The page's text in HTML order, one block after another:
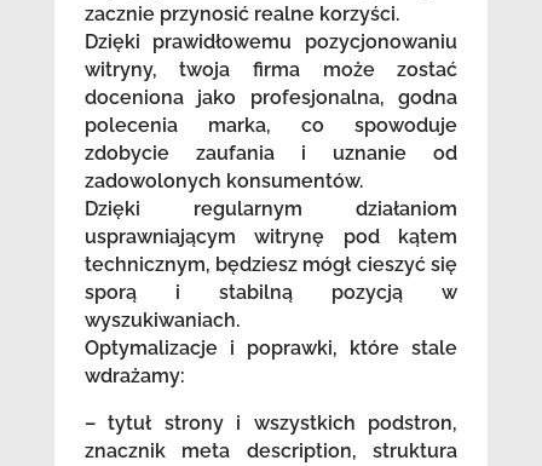
zacznie przynosić realne korzyści.
Dzięki prawidłowemu pozycjonowaniu
witryny, twoja firma może zostać
doceniona jako profesjonalna, godna
polecenia marka, co spowoduje
zdobycie zaufania i uznanie od
zadowolonych konsumentów.
Dzięki regularnym działaniom
usprawniającym witrynę pod kątem
technicznym, będziesz mógł cieszyć się
sporą i stabilną pozycją w
wyszukiwaniach.
Optymalizacje i poprawki, które stale
wdrażamy:
– tytuł strony i wszystkich podstron,
znacznik meta description, struktura